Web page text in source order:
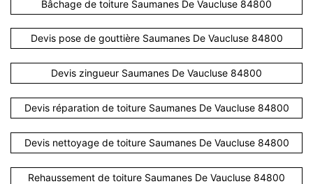
Bâchage de toiture Saumanes De Vaucluse 84800
Devis pose de gouttière Saumanes De Vaucluse 84800
Devis zingueur Saumanes De Vaucluse 84800
Devis réparation de toiture Saumanes De Vaucluse 84800
Devis nettoyage de toiture Saumanes De Vaucluse 84800
Rehaussement de toiture Saumanes De Vaucluse 84800